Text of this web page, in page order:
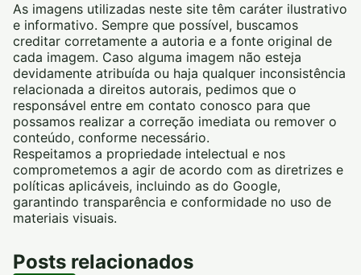
As imagens utilizadas neste site têm caráter ilustrativo
e informativo. Sempre que possível, buscamos
creditar corretamente a autoria e a fonte original de
cada imagem. Caso alguma imagem não esteja
devidamente atribuída ou haja qualquer inconsistência
relacionada a direitos autorais, pedimos que o
responsável entre em contato conosco para que
possamos realizar a correção imediata ou remover o
conteúdo, conforme necessário.
Respeitamos a propriedade intelectual e nos
comprometemos a agir de acordo com as diretrizes e
políticas aplicáveis, incluindo as do Google,
garantindo transparência e conformidade no uso de
materiais visuais.
Posts relacionados